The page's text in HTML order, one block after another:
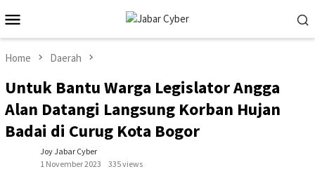
to
contentMenu
Home Daerah
Untuk Bantu Warga Legislator Angga
Alan Datangi Langsung Korban Hujan
Badai di Curug Kota Bogor
Joy Jabar Cyber
1 November 2023
335 views